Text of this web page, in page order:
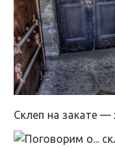
Склеп на закате —